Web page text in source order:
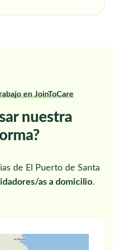
en JoinToCare
nuestra
de El Puerto de Santa
as a domicilio.